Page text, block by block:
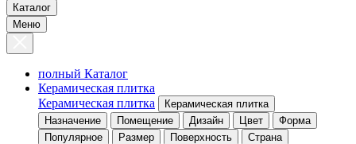
Каталог
Меню
полный Каталог
Керамическая плитка
Керамическая плитка
Керамическая плитка
Назначение
Помещение Дизайн Цвет
Форма
Популярное
Размер Поверхность Страна